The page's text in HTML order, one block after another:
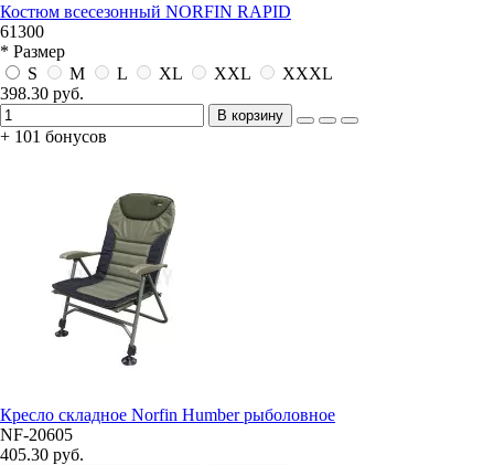
Костюм всесезонный NORFIN RAPID
61300
* Размер
S
M L XL XXL
XXXL
398.30 руб.
В корзину
+ 101 бонусов
Кресло складное Norfin Humber рыболовное
NF-20605
405.30 руб.